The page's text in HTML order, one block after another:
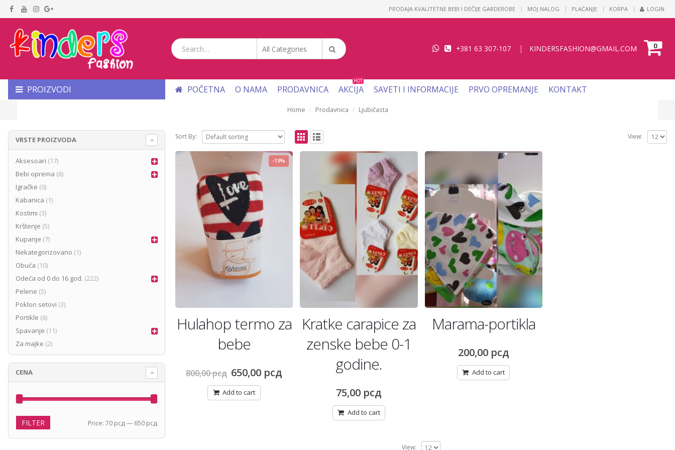
PRODAJA KVALITETNE BEBI I DEČIJE GARDEROBE | MOJ NALOG PLAĆANJE KORPA LOGIN
All Categories +381 63 307-107 | KINDERSFASHION@GMAIL.COM 0
PROIZVODI POČETNA O NAMA PRODAVNICA AKCIJA
HOT
SAVETI I INFORMACIJE PRVO OPREMANJE KONTAKT
Home Prodavnica Ljubičasta
Sort By: View:
-19%
Hulahop termo za
bebe
800,00рсд Original
price
was:
800,00 рсд.
650,00 рсд
650,00 рсд.
Add to cart
Kratke carapice za
zenske bebe 0-1
godine.
75,00 рсд
Add to cart
Marama-portikla
200,00 рсд
Add to cart
View:
VRSTE PROIZVODA
Aksesoari (17)
Bebi oprema (6)
Igračke (0)
Kabanica (1)
Kostimi (3)
Krštenje (5)
Kupanje (7)
Nekategorizovano (1)
Obuća (10)
Odeća od 0 do 16 god. (222)
Pelene (5)
Poklon setovi (3)
Portikle (6)
Spavanje (11)
Za majke (2)
CENA
price
price
FILTER Price:70 рсд— 650 рсд